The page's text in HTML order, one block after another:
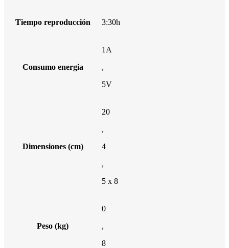
Tiempo reproducción 3:30h
Consumo energia
1A
,
5V
Dimensiones (cm)
20
,
4
,
5 x 8
Peso (kg)
0
,
8